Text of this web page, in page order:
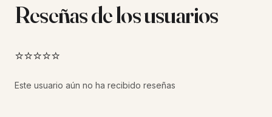
Reseñas de los usuarios
⭐⭐⭐⭐⭐
Este usuario aún no ha recibido reseñas